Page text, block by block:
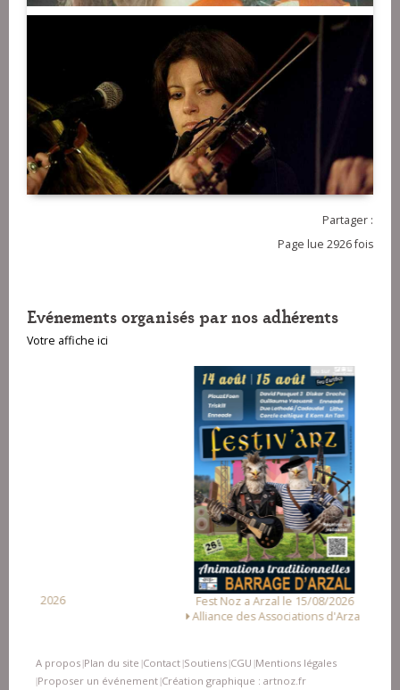
Partager :
Page lue 2926 fois
Evénements organisés par nos adhérents
Votre affiche ici
Fest Noz a Arzal le 15/08/2026
Alliance des Associations d'Arzal
A propos |Plan du site |Contact |Soutiens |CGU |Mentions légales
|Proposer un événement |Création graphique : artnoz.fr